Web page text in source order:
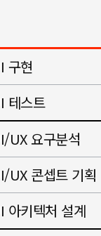
구현
테스트
UX 요구분석
UX 콘셉트 기획
아키텍처 설계